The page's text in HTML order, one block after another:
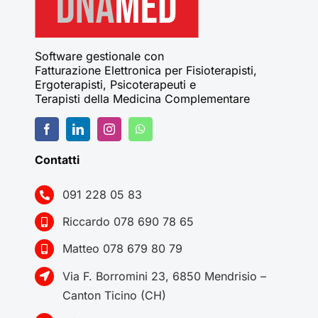
Software gestionale con
Fatturazione Elettronica per Fisioterapisti,
Ergoterapisti, Psicoterapeuti e
Terapisti della Medicina Complementare
Contatti
091 228 05 83
Riccardo 078 690 78 65
Matteo 078 679 80 79
Via F. Borromini 23, 6850 Mendrisio –
Canton Ticino (CH)